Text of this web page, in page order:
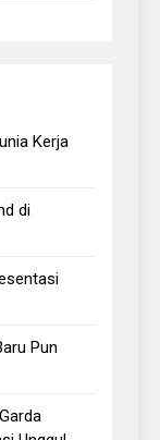
Kerja
di
Pun